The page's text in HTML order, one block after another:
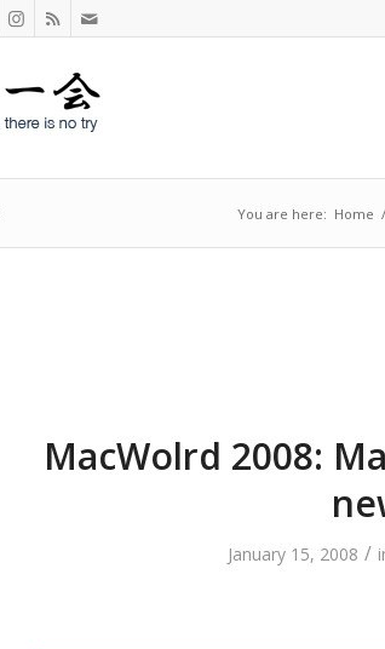
You are here: Home /
MacWolrd 2008:
January 15, 2008 /